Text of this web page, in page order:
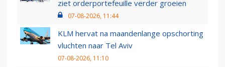
ziet orderportefeuille verder groeien
07-08-2026, 11:44
KLM hervat na maandenlange opschorting
vluchten naar Tel Aviv
07-08-2026, 11:10